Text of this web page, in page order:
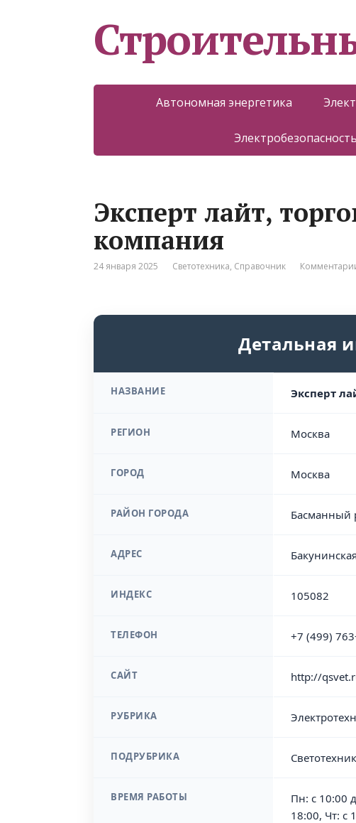
Автономная энергетика
Электробезопасность
Эксперт лайт,
компания
24 января 2025 Светотехника, Справочник
Детальная
НАЗВАНИЕ Эксперт
РЕГИОН Москва
ГОРОД Москва
РАЙОН ГОРОДА Басманный
АДРЕС
ИНДЕКС 105082
ТЕЛЕФОН +7 (499)
САЙТ http://
РУБРИКА
ПОДРУБРИКА
ВРЕМЯ РАБОТЫ
Пн: с 10:00
18:00, Чт: с